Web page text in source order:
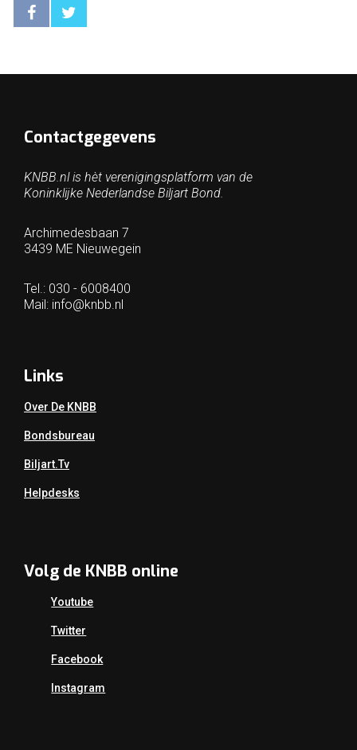
Contactgegevens
KNBB.nl is hèt verenigingsplatform van de
Koninklijke Nederlandse Biljart Bond.
Archimedesbaan 7
3439 ME Nieuwegein
Tel.: 030 - 6008400
Mail: info@knbb.nl
Links
Over De KNBB
Bondsbureau
Biljart.tv
Helpdesks
Volg de KNBB online
Youtube
Twitter
Facebook
Instagram